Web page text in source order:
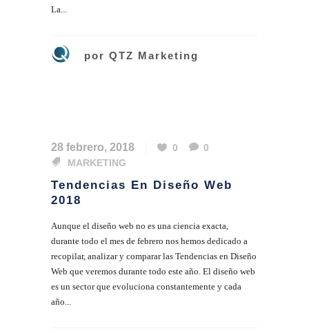
La...
por QTZ Marketing
28 febrero, 2018 0
0
MARKETING
Tendencias En Diseño Web
2018
Aunque el diseño web no es una ciencia exacta,
durante todo el mes de febrero nos hemos dedicado a
recopilar, analizar y comparar las Tendencias en Diseño
Web que veremos durante todo este año. El diseño web
es un sector que evoluciona constantemente y cada
año...